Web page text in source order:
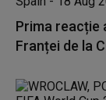
Prima reacție
Franței de la